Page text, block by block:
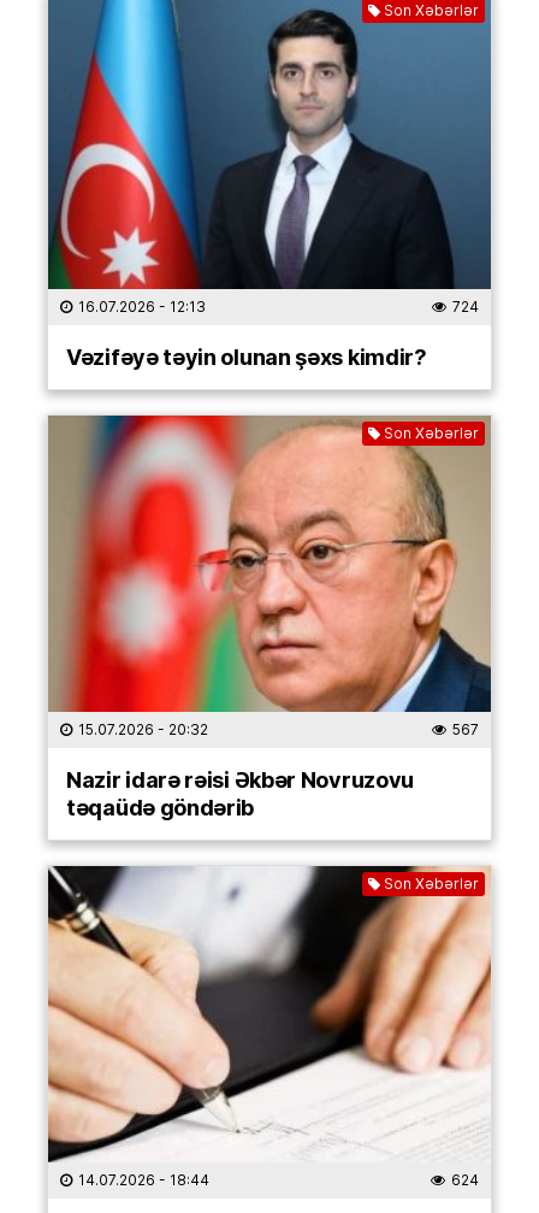
Son Xəbərlər
16.07.2026 - 12:13 724
Vəzifəyə təyin olunan şəxs kimdir?
Son Xəbərlər
15.07.2026 - 20:32 567
Nazir idarə rəisi Əkbər Novruzovu
təqaüdə göndərib
Son Xəbərlər
14.07.2026 - 18:44 624